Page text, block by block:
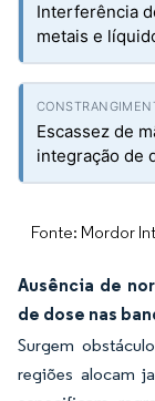
Interferência
metais e
Escassez de
integração de
Fonte: Mordor
Ausência de
de dose nas
Surgem
regiões alocam